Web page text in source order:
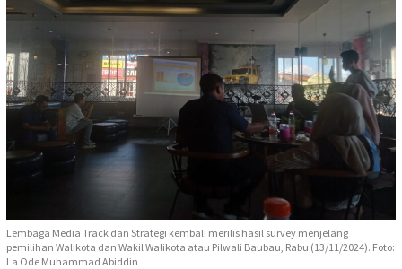
Lembaga Media Track dan Strategi kembali merilis hasil survey menjelang
pemilihan Walikota dan Wakil Walikota atau Pilwali Baubau, Rabu (13/11/2024). Foto:
La Ode Muhammad Abiddin